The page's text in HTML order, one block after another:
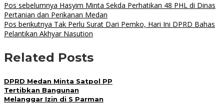
Pos sebelumnya Hasyim Minta Sekda Perhatikan 48 PHL di Dinas
Pertanian dan Perikanan Medan
Pos berikutnya Tak Perlu Surat Dari Pemko, Hari Ini DPRD Bahas
Pelantikan Akhyar Nasution
Related Posts
DPRD Medan Minta Satpol PP
Tertibkan Bangunan
Melanggar Izin di S Parman